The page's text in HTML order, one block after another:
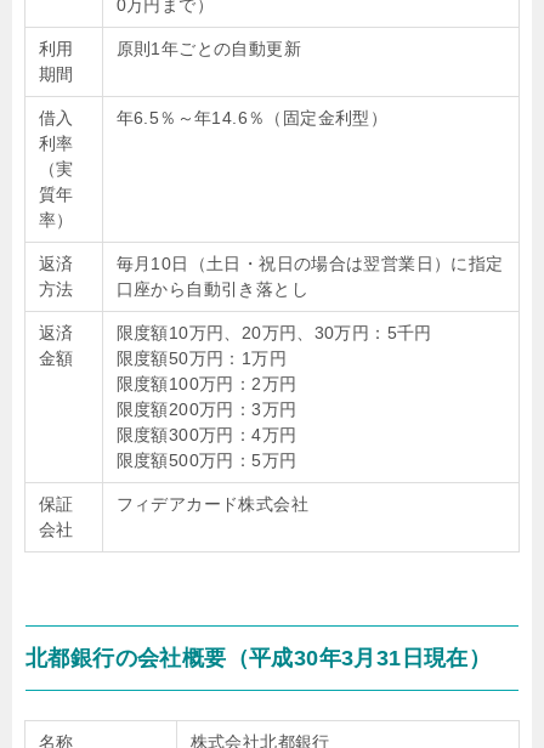
0万円まで）
利用
期間
原則1年ごとの自動更新
借入
利率
（実
質年
率）
年6.5％～年14.6％（固定金利型）
返済
方法
毎月10日（土日・祝日の場合は翌営業日）に指定
口座から自動引き落とし
返済
金額
限度額10万円、20万円、30万円：5千円
限度額50万円：1万円
限度額100万円：2万円
限度額200万円：3万円
限度額300万円：4万円
限度額500万円：5万円
保証
会社
フィデアカード株式会社
北都銀行の会社概要（平成30年3月31日現在）
名称 株式会社北都銀行